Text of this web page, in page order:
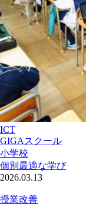
ICT
GIGAスクール
小学校
個別最適な学び
2026.03.13
授業改善